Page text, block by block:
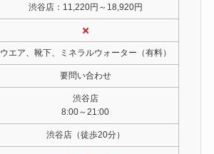
渋谷店：11,220円～18,920円
ウエア、靴下、ミネラルウォーター（有料）
要問い合わせ
渋谷店
8:00～21:00
渋谷店（徒歩20分）